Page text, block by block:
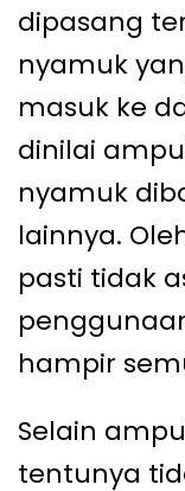
dipasang
nyamuk
masuk ke
dinilai
nyamuk
lainnya.
pasti tidak
hampir
Selain
tentunya